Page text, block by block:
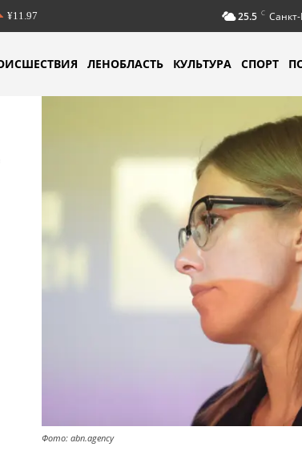
¥11.97 25.5 C
ЛЕНОБЛАСТЬ КУЛЬТУРА СПОРТ
Фото: abn.agency